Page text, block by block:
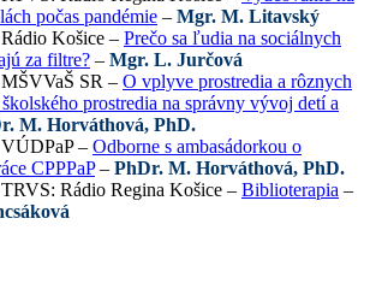
počas pandémie – Mgr. M. Litavský
Košice – Prečo sa ľudia na sociálnych
za filtre? – Mgr. L. Jurčová
SR – O vplyve prostredia a rôznych
prostredia na správny vývoj detí a
M. Horváthová, PhD.
– Odborne s ambasádorkou o
CPPPaP– PhDr. M. Horváthová, PhD.
Rádio Regina Košice – Biblioterapia –